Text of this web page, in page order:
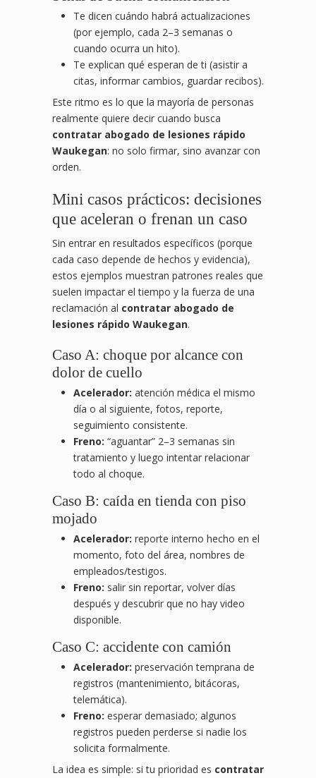
Te dicen cuándo habrá actualizaciones
(por ejemplo, cada 2–3 semanas o
cuando ocurra un hito).
Te explican qué esperan de ti (asistir a
citas, informar cambios, guardar recibos).
Este ritmo es lo que la mayoría de personas
realmente quiere decir cuando busca
contratar abogado de lesiones rápido
Waukegan: no solo firmar, sino avanzar con
orden.
Mini casos prácticos: decisiones
que aceleran o frenan un caso
Sin entrar en resultados específicos (porque
cada caso depende de hechos y evidencia),
estos ejemplos muestran patrones reales que
suelen impactar el tiempo y la fuerza de una
reclamación al contratar abogado de
lesiones rápido Waukegan.
Caso A: choque por alcance con
dolor de cuello
Acelerador: atención médica el mismo
día o al siguiente, fotos, reporte,
seguimiento consistente.
Freno: “aguantar” 2–3 semanas sin
tratamiento y luego intentar relacionar
todo al choque.
Caso B: caída en tienda con piso
mojado
Acelerador: reporte interno hecho en el
momento, foto del área, nombres de
empleados/testigos.
Freno: salir sin reportar, volver días
después y descubrir que no hay video
disponible.
Caso C: accidente con camión
Acelerador: preservación temprana de
registros (mantenimiento, bitácoras,
telemática).
Freno: esperar demasiado; algunos
registros pueden perderse si nadie los
solicita formalmente.
La idea es simple: si tu prioridad es contratar